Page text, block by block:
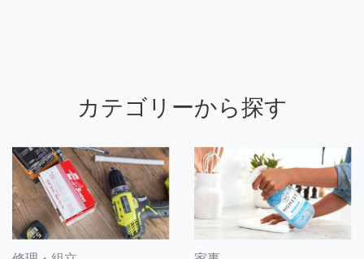
カテゴリーから探す